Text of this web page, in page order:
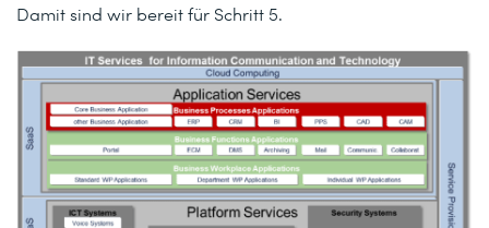
Damit sind wir bereit für Schritt 5.